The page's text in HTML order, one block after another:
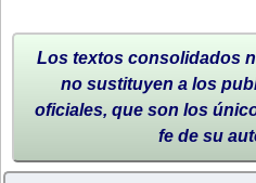
Los textos consolidados
no sustituyen a los
oficiales, que son los
fe de su